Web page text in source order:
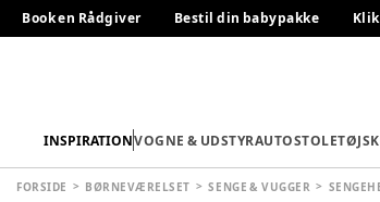
Book en Rådgiver Bestil din babypakke
INSPIRATIONVOGNE & UDSTYRAUTOSTOLETØJ
FORSIDE BØRNEVÆRELSET SENGE & VUGGER